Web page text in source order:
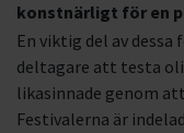
konstnärligt för en
En viktig del av
deltagare att testa
likasinnade genom
Festivalerna är